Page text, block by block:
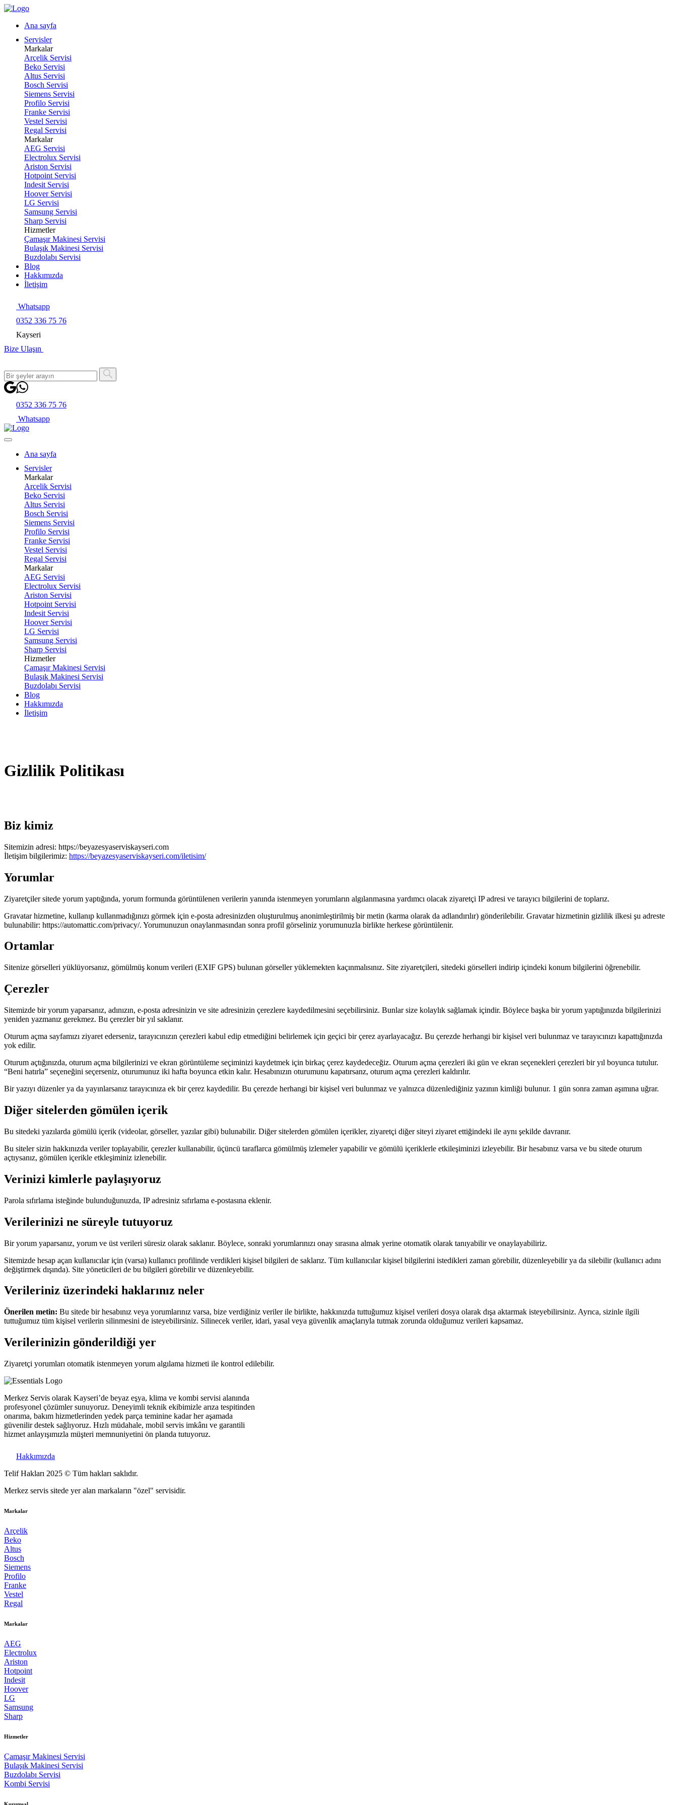
Ana sayfa
Servisler
Markalar
Arçelik Servisi
Beko Servisi
Altus Servisi
Bosch Servisi
Siemens Servisi
Profilo Servisi
Franke Servisi
Vestel Servisi
Regal Servisi
Markalar
AEG Servisi
Electrolux Servisi
Ariston Servisi
Hotpoint Servisi
Indesit Servisi
Hoover Servisi
LG Servisi
Samsung Servisi
Sharp Servisi
Hizmetler
Çamaşır Makinesi Servisi
Bulaşık Makinesi Servisi
Buzdolabı Servisi
Blog
Hakkımızda
İletişim
Whatsapp
0352 336 75 76
Kayseri
Bize Ulaşın
0352 336 75 76
Whatsapp
Ana sayfa
Servisler
Markalar
Arçelik Servisi
Beko Servisi
Altus Servisi
Bosch Servisi
Siemens Servisi
Profilo Servisi
Franke Servisi
Vestel Servisi
Regal Servisi
Markalar
AEG Servisi
Electrolux Servisi
Ariston Servisi
Hotpoint Servisi
Indesit Servisi
Hoover Servisi
LG Servisi
Samsung Servisi
Sharp Servisi
Hizmetler
Çamaşır Makinesi Servisi
Bulaşık Makinesi Servisi
Buzdolabı Servisi
Blog
Hakkımızda
İletişim
Gizlilik Politikası
Biz kimiz
Sitemizin adresi: https://beyazesyaserviskayseri.com
İletişim bilgilerimiz: https://beyazesyaserviskayseri.com/iletisim/
Yorumlar
Ziyaretçiler sitede yorum yaptığında, yorum formunda görüntülenen verilerin yanında istenmeyen yorumların algılanmasına yardımcı olacak ziyaretçi IP adresi ve tarayıcı bilgilerini de toplarız.
Gravatar hizmetine, kullanıp kullanmadığınızı görmek için e-posta adresinizden oluşturulmuş anonimleştirilmiş bir metin (karma olarak da adlandırılır) gönderilebilir. Gravatar hizmetinin gizlilik ilkesi şu adreste
bulunabilir: https://automattic.com/privacy/. Yorumunuzun onaylanmasından sonra profil görseliniz yorumunuzla birlikte herkese görüntülenir.
Ortamlar
Sitenize görselleri yüklüyorsanız, gömülmüş konum verileri (EXIF GPS) bulunan görseller yüklemekten kaçınmalısınız. Site ziyaretçileri, sitedeki görselleri indirip içindeki konum bilgilerini öğrenebilir.
Çerezler
Sitemizde bir yorum yaparsanız, adınızın, e-posta adresinizin ve site adresinizin çerezlere kaydedilmesini seçebilirsiniz. Bunlar size kolaylık sağlamak içindir. Böylece başka bir yorum yaptığınızda bilgilerinizi
yeniden yazmanız gerekmez. Bu çerezler bir yıl saklanır.
Oturum açma sayfamızı ziyaret ederseniz, tarayıcınızın çerezleri kabul edip etmediğini belirlemek için geçici bir çerez ayarlayacağız. Bu çerezde herhangi bir kişisel veri bulunmaz ve tarayıcınızı kapattığınızda
yok edilir.
Oturum açtığınızda, oturum açma bilgilerinizi ve ekran görüntüleme seçiminizi kaydetmek için birkaç çerez kaydedeceğiz. Oturum açma çerezleri iki gün ve ekran seçenekleri çerezleri bir yıl boyunca tutulur.
“Beni hatırla” seçeneğini seçerseniz, oturumunuz iki hafta boyunca etkin kalır. Hesabınızın oturumunu kapatırsanz, oturum açma çerezleri kaldırılır.
Bir yazıyı düzenler ya da yayınlarsanız tarayıcınıza ek bir çerez kaydedilir. Bu çerezde herhangi bir kişisel veri bulunmaz ve yalnızca düzenlediğiniz yazının kimliği bulunur. 1 gün sonra zaman aşımına uğrar.
Diğer sitelerden gömülen içerik
Bu sitedeki yazılarda gömülü içerik (videolar, görseller, yazılar gibi) bulunabilir. Diğer sitelerden gömülen içerikler, ziyaretçi diğer siteyi ziyaret ettiğindeki ile aynı şekilde davranır.
Bu siteler sizin hakkınızda veriler toplayabilir, çerezler kullanabilir, üçüncü taraflarca gömülmüş izlemeler yapabilir ve gömülü içeriklerle etkileşiminizi izleyebilir. Bir hesabınız varsa ve bu sitede oturum
açtıysanız, gömülen içerikle etkleşiminiz izlenebilir.
Verinizi kimlerle paylaşıyoruz
Parola sıfırlama isteğinde bulunduğunuzda, IP adresiniz sıfırlama e-postasına eklenir.
Verilerinizi ne süreyle tutuyoruz
Bir yorum yaparsanız, yorum ve üst verileri süresiz olarak saklanır. Böylece, sonraki yorumlarınızı onay sırasına almak yerine otomatik olarak tanıyabilir ve onaylayabiliriz.
Sitemizde hesap açan kullanıcılar için (varsa) kullanıcı profilinde verdikleri kişisel bilgileri de saklarız. Tüm kullanıcılar kişisel bilgilerini istedikleri zaman görebilir, düzenleyebilir ya da silebilir (kullanıcı adını
değiştirmek dışında). Site yöneticileri de bu bilgileri görebilir ve düzenleyebilir.
Verileriniz üzerindeki haklarınız neler
Önerilen metin: Bu sitede bir hesabınız veya yorumlarınız varsa, bize verdiğiniz veriler ile birlikte, hakkınızda tuttuğumuz kişisel verileri dosya olarak dışa aktarmak isteyebilirsiniz. Ayrıca, sizinle ilgili
tuttuğumuz tüm kişisel verilerin silinmesini de isteyebilirsiniz. Silinecek veriler, idari, yasal veya güvenlik amaçlarıyla tutmak zorunda olduğumuz verileri kapsamaz.
Verilerinizin gönderildiği yer
Ziyaretçi yorumları otomatik istenmeyen yorum algılama hizmeti ile kontrol edilebilir.
Merkez Servis olarak Kayseri’de beyaz eşya, klima ve kombi servisi alanında
profesyonel çözümler sunuyoruz. Deneyimli teknik ekibimizle arıza tespitinden
onarıma, bakım hizmetlerinden yedek parça teminine kadar her aşamada
güvenilir destek sağlıyoruz. Hızlı müdahale, mobil servis imkânı ve garantili
hizmet anlayışımızla müşteri memnuniyetini ön planda tutuyoruz.
Hakkımızda
Telif Hakları 2025 © Tüm hakları saklıdır.
Merkez servis sitede yer alan markaların "özel" servisidir.
Markalar
Arçelik
Beko
Altus
Bosch
Siemens
Profilo
Franke
Vestel
Regal
Markalar
AEG
Electrolux
Ariston
Hotpoint
Indesit
Hoover
LG
Samsung
Sharp
Hizmetler
Çamaşır Makinesi Servisi
Bulaşık Makinesi Servisi
Buzdolabı Servisi
Kombi Servisi